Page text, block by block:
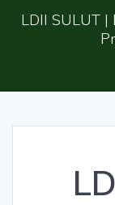
LDII SULUT |